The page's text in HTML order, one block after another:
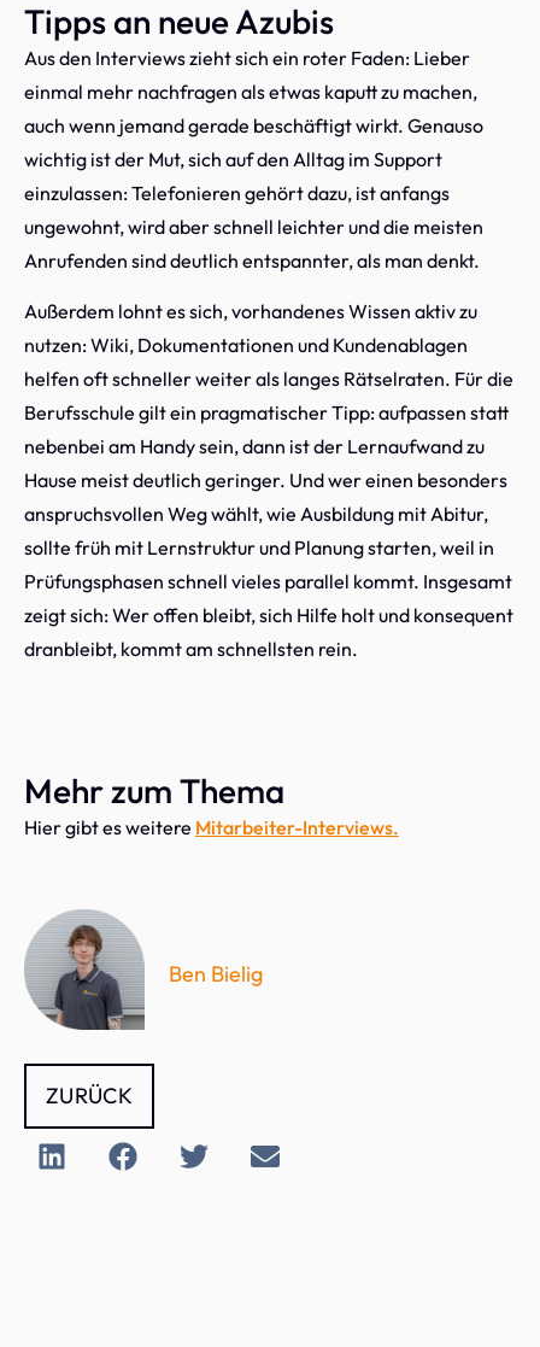
Tipps an neue Azubis
Aus den Interviews zieht sich ein roter Faden: Lieber
einmal mehr nachfragen als etwas kaputt zu machen,
auch wenn jemand gerade beschäftigt wirkt. Genauso
wichtig ist der Mut, sich auf den Alltag im Support
einzulassen: Telefonieren gehört dazu, ist anfangs
ungewohnt, wird aber schnell leichter und die meisten
Anrufenden sind deutlich entspannter, als man denkt.
Außerdem lohnt es sich, vorhandenes Wissen aktiv zu
nutzen: Wiki, Dokumentationen und Kundenablagen
helfen oft schneller weiter als langes Rätselraten. Für die
Berufsschule gilt ein pragmatischer Tipp: aufpassen statt
nebenbei am Handy sein, dann ist der Lernaufwand zu
Hause meist deutlich geringer. Und wer einen besonders
anspruchsvollen Weg wählt, wie Ausbildung mit Abitur,
sollte früh mit Lernstruktur und Planung starten, weil in
Prüfungsphasen schnell vieles parallel kommt. Insgesamt
zeigt sich: Wer offen bleibt, sich Hilfe holt und konsequent
dranbleibt, kommt am schnellsten rein.
Mehr zum Thema
Hier gibt es weitere Mitarbeiter-Interviews.
Ben Bielig
ZURÜCK